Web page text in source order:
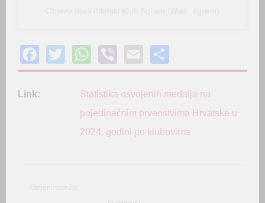
F
a
c
T
wi
er
W
h
at
s
A
Vi
b
er
E
m
ail
h
ar
e
Link:
Statistika osvojenih medalja na
pojedinačnim prvenstvima Hrvatske u
2024. godini po klubovima